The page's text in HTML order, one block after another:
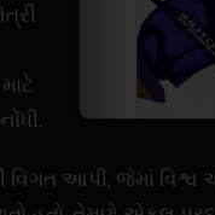
આપી, જેમાં વિશ્વ